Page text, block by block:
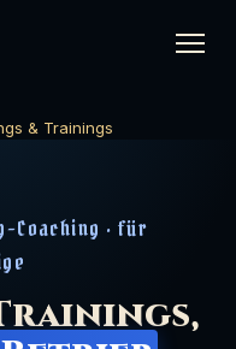
▼
& Trainings
Coaching · für